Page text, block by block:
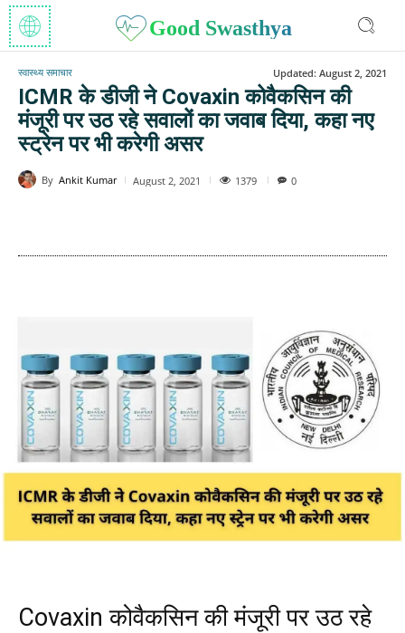
Good Swasthya
स्वास्थ्य समाचार Updated: August 2, 2021
ICMR के डीजी ने Covaxin कोवैकसिन की
मंजूरी पर उठ रहे सवालों का जवाब दिया, कहा नए
स्ट्रेन पर भी करेगी असर
By Ankit Kumar August 2, 2021 1379 0
Covaxin कोवैकसिन की मंजूरी पर उठ रहे